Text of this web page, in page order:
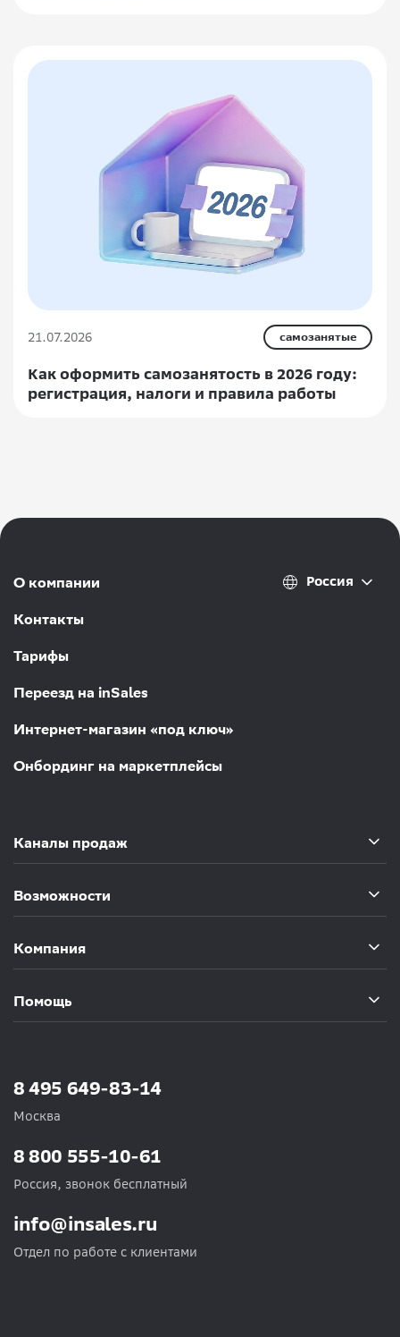
21.07.2026 самозанятые
Как оформить самозанятость в 2026 году:
регистрация, налоги и правила работы
О компании
Контакты
Тарифы
Переезд на inSales
Интернет-магазин «под ключ»
Онбординг на маркетплейсы
Россия
Каналы продаж
Возможности
Компания
Помощь
8 495 649-83-14
Москва
info@insales.ru
Отдел по работе с клиентами
8 800 555-10-61
Россия, звонок бесплатный